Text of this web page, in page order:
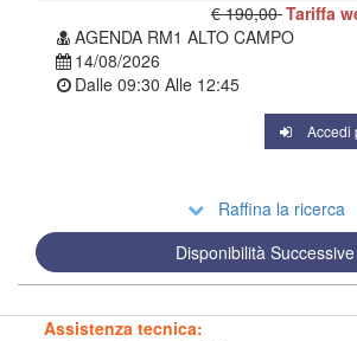
€ 190,00Tariffa
AGENDA RM1 ALTO CAMPO
14/08/2026
Dalle 09:30 Alle 12:45
Accedi
Raffina la ricerca
Disponibilità Successive
Assistenza tecnica: